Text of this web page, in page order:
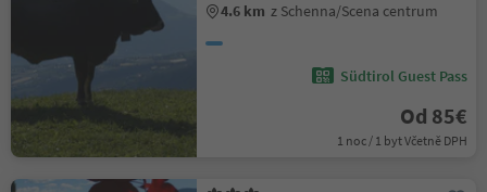
4.6 km z Schenna/Scena centrum
Südtirol Guest Pass
Od 85€
1 noc / 1 byt Včetně DPH